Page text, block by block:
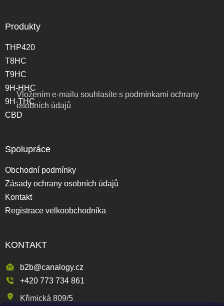
Vložením e-mailu souhlasíte s podmínkami ochrany
osobních údajů
Produkty
THP420
T8HC
T9HC
9H-HHC
9H-THC
CBD
Spolupráce
Obchodní podmínky
Zásady ochrany osobních údajů
Kontakt
Registrace velkoobchodníka
KONTAKT
b2b@canalogy.cz
+420 773 734 861
Křimická 809/5